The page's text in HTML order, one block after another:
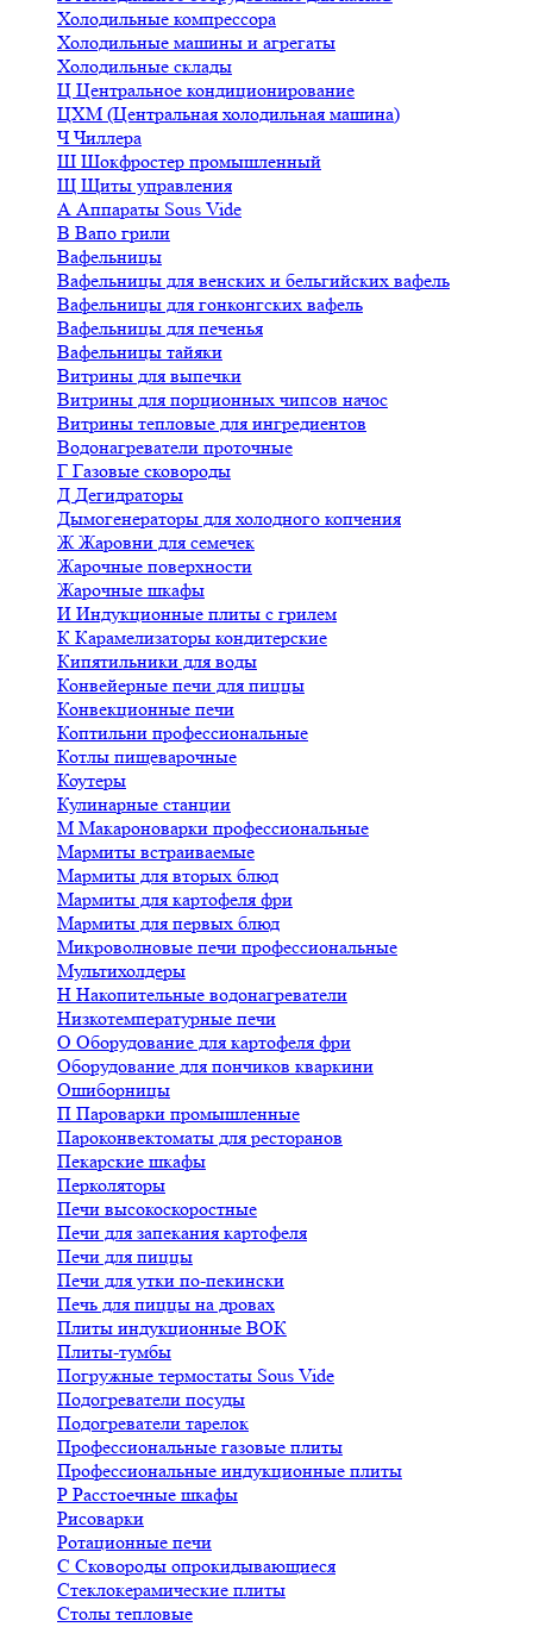
Холодильные компрессора
Холодильные машины и агрегаты
Холодильные склады
Ц Центральное кондиционирование
ЦХМ (Центральная холодильная машина)
ЧЧиллера
Ш Шокфростер промышленный
Щ Щиты управления
А Аппараты Sous Vide
В Вапо грили
Вафельницы
Вафельницы для венских и бельгийских вафель
Вафельницы для гонконгских вафель
Вафельницы для печенья
Вафельницы тайяки
Витрины для выпечки
Витрины для порционных чипсов начос
Витрины тепловые для ингредиентов
Водонагреватели проточные
Г Газовые сковороды
Д Дегидраторы
Дымогенераторы для холодного копчения
ЖЖаровни для семечек
Жарочные поверхности
Жарочные шкафы
И Индукционные плиты с грилем
К Карамелизаторы кондитерские
Кипятильники для воды
Конвейерные печи для пиццы
Конвекционные печи
Коптильни профессиональные
Котлы пищеварочные
Коутеры
Кулинарные станции
М Макароноварки профессиональные
Мармиты встраиваемые
Мармиты для вторых блюд
Мармиты для картофеля фри
Мармиты для первых блюд
Микроволновые печи профессиональные
Мультихолдеры
Н Накопительные водонагреватели
Низкотемпературные печи
О Оборудование для картофеля фри
Оборудование для пончиков кваркини
Ошиборницы
П Пароварки промышленные
Пароконвектоматы для ресторанов
Пекарские шкафы
Перколяторы
Печи высокоскоростные
Печи для запекания картофеля
Печи для пиццы
Печи для утки по-пекински
Печь для пиццы на дровах
Плиты индукционные ВОК
Плиты-тумбы
Погружные термостаты Sous Vide
Подогреватели посуды
Подогреватели тарелок
Профессиональные газовые плиты
Профессиональные индукционные плиты
Р Расстоечные шкафы
Рисоварки
Ротационные печи
С Сковороды опрокидывающиеся
Стеклокерамические плиты
Столы тепловые